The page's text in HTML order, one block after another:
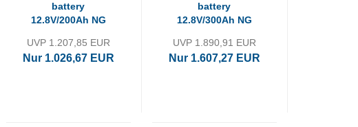
battery
12.8V/200Ah NG
UVP 1.207,85 EUR
Nur 1.026,67 EUR
battery
12.8V/300Ah NG
UVP 1.890,91 EUR
Nur 1.607,27 EUR